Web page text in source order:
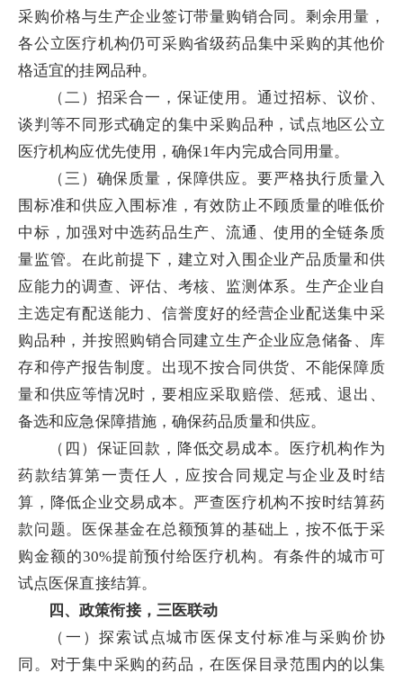
采购价格与生产企业签订带量购销合同。剩余用量，
各公立医疗机构仍可采购省级药品集中采购的其他价
格适宜的挂网品种。
（二）招采合一，保证使用。通过招标、议价、
谈判等不同形式确定的集中采购品种，试点地区公立
医疗机构应优先使用，确保1年内完成合同用量。
（三）确保质量，保障供应。要严格执行质量入
围标准和供应入围标准，有效防止不顾质量的唯低价
中标，加强对中选药品生产、流通、使用的全链条质
量监管。在此前提下，建立对入围企业产品质量和供
应能力的调查、评估、考核、监测体系。生产企业自
主选定有配送能力、信誉度好的经营企业配送集中采
购品种，并按照购销合同建立生产企业应急储备、库
存和停产报告制度。出现不按合同供货、不能保障质
量和供应等情况时，要相应采取赔偿、惩戒、退出、
备选和应急保障措施，确保药品质量和供应。
（四）保证回款，降低交易成本。医疗机构作为
药款结算第一责任人，应按合同规定与企业及时结
算，降低企业交易成本。严查医疗机构不按时结算药
款问题。医保基金在总额预算的基础上，按不低于采
购金额的30%提前预付给医疗机构。有条件的城市可
试点医保直接结算。
四、政策衔接，三医联动
（一）探索试点城市医保支付标准与采购价协
同。对于集中采购的药品，在医保目录范围内的以集